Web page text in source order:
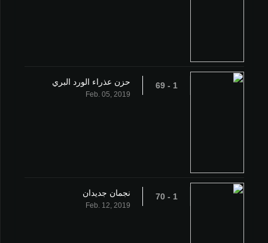
1 - 69 حزن عذراء الورد البري
Feb. 05, 2019
1 - 70 نجمان جديدان
Feb. 12, 2019